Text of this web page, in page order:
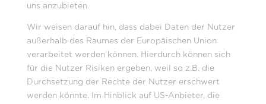
uns anzubieten.
Wir weisen darauf hin, dass dabei Daten der Nutzer
außerhalb des Raumes der Europäischen Union
verarbeitet werden können. Hierdurch können sich
für die Nutzer Risiken ergeben, weil so z.B. die
Durchsetzung der Rechte der Nutzer erschwert
werden könnte. Im Hinblick auf US-Anbieter, die